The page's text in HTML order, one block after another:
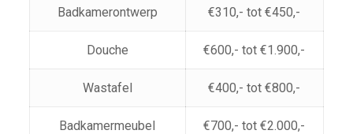
Badkamerontwerp €310,- tot €450,-
Douche €600,- tot €1.900,-
Wastafel €400,- tot €800,-
Badkamermeubel €700,- tot €2.000,-